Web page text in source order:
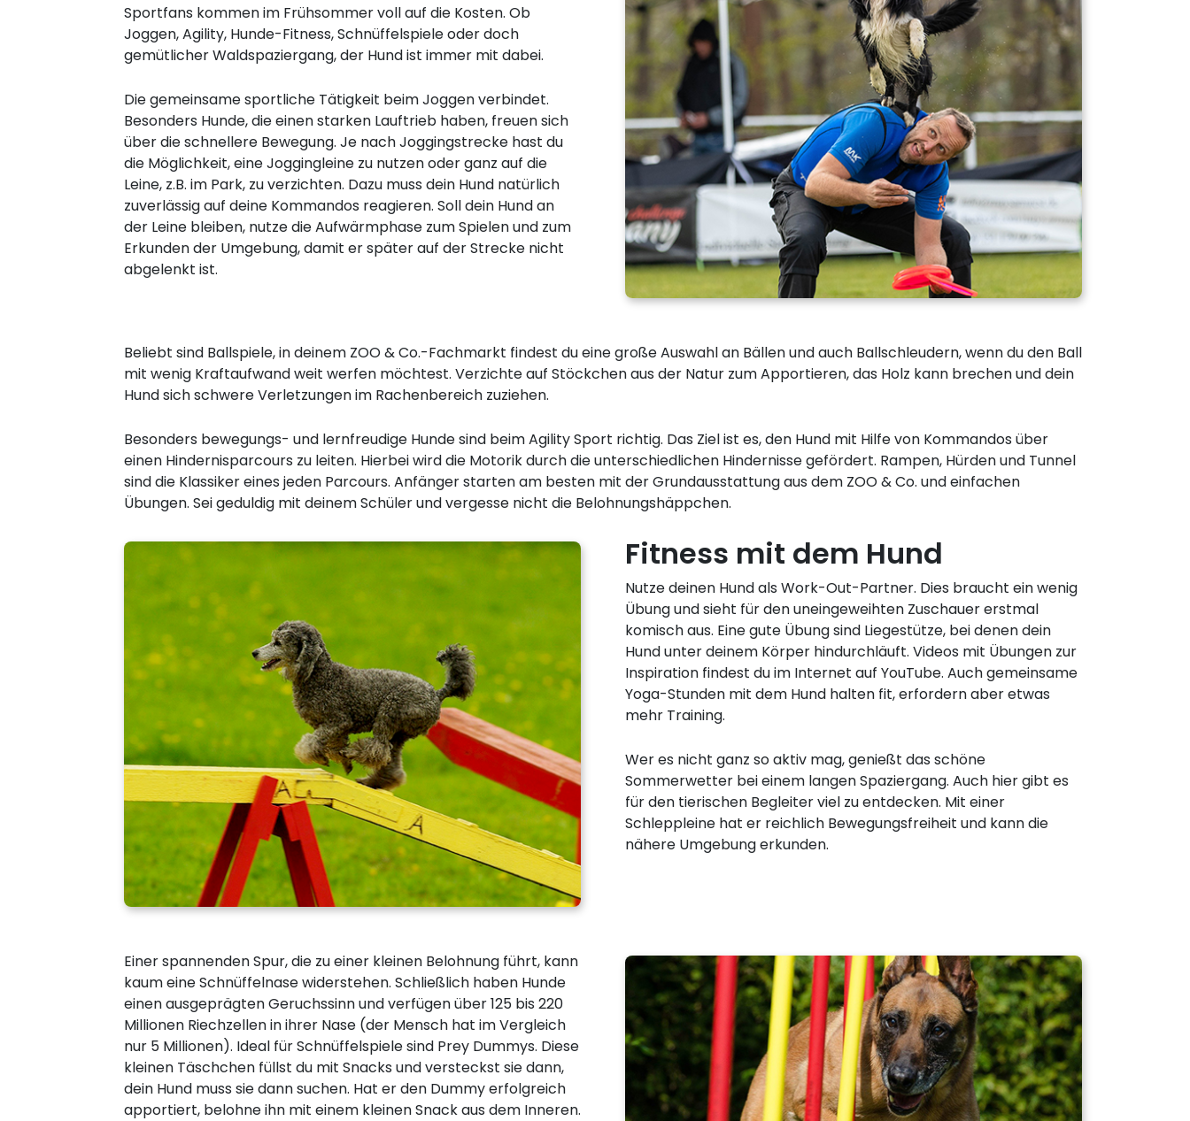
Sportfans kommen im Frühsommer voll auf die Kosten. Ob
Joggen, Agility, Hunde-Fitness, Schnüffelspiele oder doch
gemütlicher Waldspaziergang, der Hund ist immer mit dabei.
Die gemeinsame sportliche Tätigkeit beim Joggen verbindet.
Besonders Hunde, die einen starken Lauftrieb haben, freuen sich
über die schnellere Bewegung. Je nach Joggingstrecke hast du
die Möglichkeit, eine Joggingleine zu nutzen oder ganz auf die
Leine, z.B. im Park, zu verzichten. Dazu muss dein Hund natürlich
zuverlässig auf deine Kommandos reagieren. Soll dein Hund an
der Leine bleiben, nutze die Aufwärmphase zum Spielen und zum
Erkunden der Umgebung, damit er später auf der Strecke nicht
abgelenkt ist.
Beliebt sind Ballspiele, in deinem ZOO & Co.-Fachmarkt findest du eine große Auswahl an Bällen und auch Ballschleudern, wenn du den Ball
mit wenig Kraftaufwand weit werfen möchtest. Verzichte auf Stöckchen aus der Natur zum Apportieren, das Holz kann brechen und dein
Hund sich schwere Verletzungen im Rachenbereich zuziehen.
Besonders bewegungs- und lernfreudige Hunde sind beim Agility Sport richtig. Das Ziel ist es, den Hund mit Hilfe von Kommandos über
einen Hindernisparcours zu leiten. Hierbei wird die Motorik durch die unterschiedlichen Hindernisse gefördert. Rampen, Hürden und Tunnel
sind die Klassiker eines jeden Parcours. Anfänger starten am besten mit der Grundausstattung aus dem ZOO & Co. und einfachen
Übungen. Sei geduldig mit deinem Schüler und vergesse nicht die Belohnungshäppchen.
Fitness mit dem Hund
Nutze deinen Hund als Work-Out-Partner. Dies braucht ein wenig
Übung und sieht für den uneingeweihten Zuschauer erstmal
komisch aus. Eine gute Übung sind Liegestütze, bei denen dein
Hund unter deinem Körper hindurchläuft. Videos mit Übungen zur
Inspiration findest du im Internet auf YouTube. Auch gemeinsame
Yoga-Stunden mit dem Hund halten fit, erfordern aber etwas
mehr Training.
Wer es nicht ganz so aktiv mag, genießt das schöne
Sommerwetter bei einem langen Spaziergang. Auch hier gibt es
für den tierischen Begleiter viel zu entdecken. Mit einer
Schleppleine hat er reichlich Bewegungsfreiheit und kann die
nähere Umgebung erkunden.
Einer spannenden Spur, die zu einer kleinen Belohnung führt, kann
kaum eine Schnüffelnase widerstehen. Schließlich haben Hunde
einen ausgeprägten Geruchssinn und verfügen über 125 bis 220
Millionen Riechzellen in ihrer Nase (der Mensch hat im Vergleich
nur 5 Millionen). Ideal für Schnüffelspiele sind Prey Dummys. Diese
kleinen Täschchen füllst du mit Snacks und versteckst sie dann,
dein Hund muss sie dann suchen. Hat er den Dummy erfolgreich
apportiert, belohne ihn mit einem kleinen Snack aus dem Inneren.